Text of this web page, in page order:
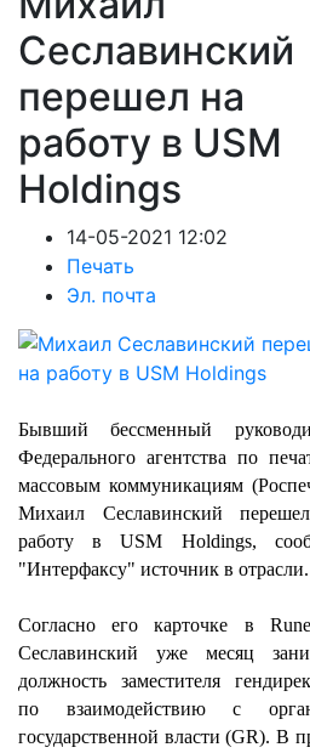
Сеславинский
перешел на
работу в USM
Holdings
14-05-2021 12:02
Печать
Эл. почта
Бывший бессменный
Федерального агентства по
массовым коммуникациям
Михаил Сеславинский
работу в USM Holdings,
"Интерфаксу" источник в отрасли.
Согласно его карточке в
Сеславинский уже месяц
должность заместителя
по взаимодействию с
государственной власти (GR). В